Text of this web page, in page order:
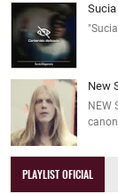
New
NEW
PLAYLIST OFICIAL